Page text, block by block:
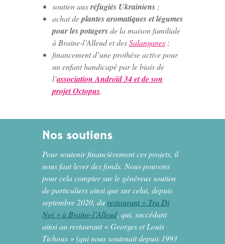
soutien auxréfugiés Ukrainiens ;
achat deplantes aromatiques et légumes
pour les potagersde la maison familiale
à Braine-l’Alleud et desSalanganes ;
financement d’une prothèse active pour
un enfant handicapé par le biais de
l’association Androïd 34 et de son
projet Octopus.
Nos soutiens
Pour soutenir financièrement ces projets, il
nous faut lever des fonds. Nous pouvons
pour cela compter sur le généreux soutien
de particuliers ainsi que sur celui, depuis
septembre 2020, du restaurant « Tra Di
Noi » à Braine-l’Alleud, qui, succédant
ainsi au restaurant « Georges et Louis
Tichoux » (qui nous soutenait depuis 1993